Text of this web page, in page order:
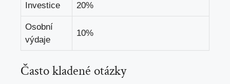
Investice 20%
Osobní
výdaje
10%
Často kladené otázky